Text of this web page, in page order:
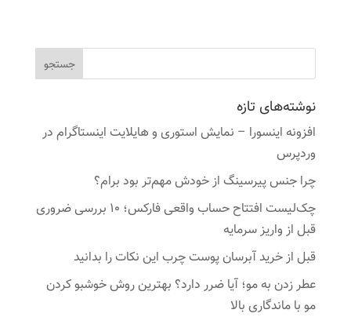
نوشته‌های تازه
افزونه اینسورا – نمایش استوری و هایلایت اینستاگرام در
وردپرس
چرا جنس پیرسینگ از خودش مهم‌تر بود برام؟
چک‌لیست افتتاح حساب واقعی فارکس؛ ۱۰ بررسی ضروری
قبل از واریز سرمایه
قبل از خرید آبرسان پوست چرب این نکات را بدانید
عطر زدن به مو؛ آیا ضرر دارد؟ بهترین روش خوشبو کردن
مو با ماندگاری بالا